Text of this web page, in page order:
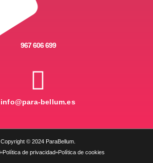
967 606 699
info@para-bellum.es
Copyright © 2024 ParaBellum.
Política de privacidad Política de cookies